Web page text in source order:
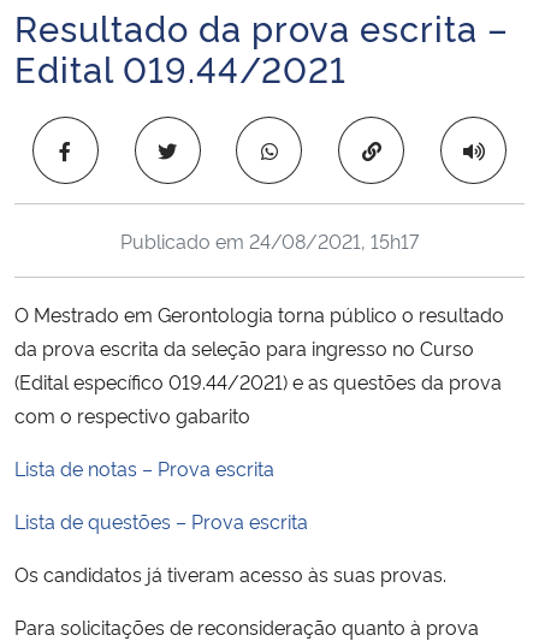
Ministério da Infraestrutura
Ministério da Educação
Ministério da Cidadania
Ministério de Minas e Energia
Ministério da Ciência, Tecnologia, Inovações e Comunicações
Ministério do Desenvolvimento Regional
Início do conteúdo
Resultado da prova escrita –
Edital 019.44/2021
Copiar para área
Publicado em 24/08/2021, 15h17
O Mestrado em Gerontologia torna público o resultado
da prova escrita da seleção para ingresso no Curso
(Edital específico 019.44/2021) e as questões da prova
com o respectivo gabarito
Lista de notas – Prova escrita
Lista de questões – Prova escrita
Os candidatos já tiveram acesso às suas provas.
Para solicitações de reconsideração quanto à prova